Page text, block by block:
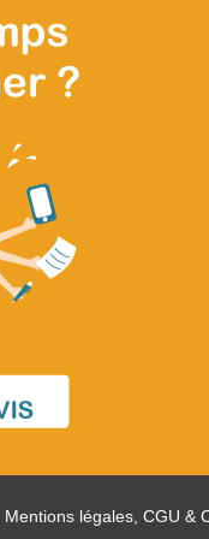
Mentions légales, CGU &